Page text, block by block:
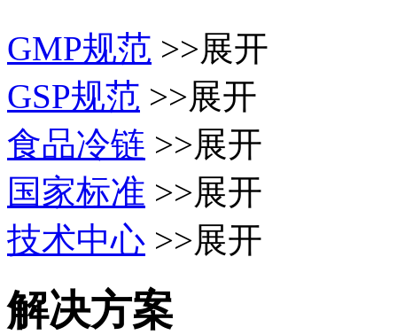
GMP规范 >>展开
GSP规范 >>展开
食品冷链 >>展开
国家标准 >>展开
技术中心 >>展开
解决方案